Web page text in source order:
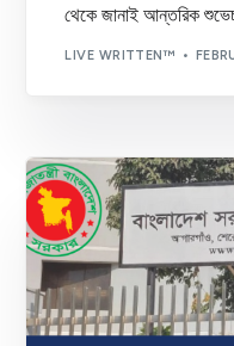
থেকে জানাই আন্তরিক
LIVE WRITTEN™